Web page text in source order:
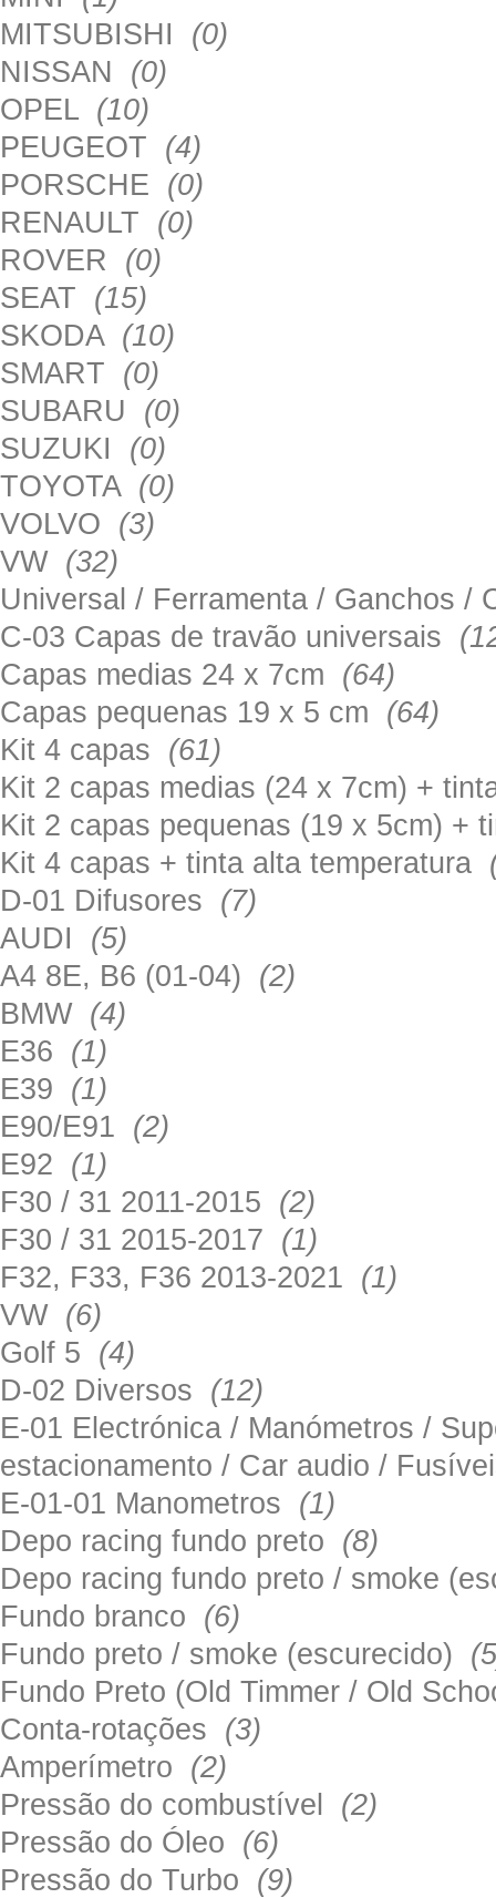
MITSUBISHI (0)
NISSAN (0)
OPEL (10)
PEUGEOT (4)
PORSCHE (0)
RENAULT (0)
ROVER (0)
SEAT (15)
SKODA (10)
SMART (0)
SUBARU (0)
SUZUKI (0)
TOYOTA (0)
VOLVO (3)
VW (32)
Universal / Ferramenta / Ganchos
C-03 Capas de travão universais
Capas medias 24 x 7cm (64)
Capas pequenas 19 x 5 cm (64)
Kit 4 capas (61)
Kit 2 capas medias (24 x 7cm) +
Kit 2 capas pequenas (19 x 5cm) +
Kit 4 capas + tinta alta temperatura
D-01 Difusores (7)
AUDI (5)
A4 8E, B6 (01-04) (2)
BMW (4)
E36 (1)
E39 (1)
E90/E91 (2)
E92 (1)
F30 / 31 2011-2015 (2)
F30 / 31 2015-2017 (1)
F32, F33, F36 2013-2021 (1)
VW (6)
Golf 5 (4)
D-02 Diversos (12)
E-01 Electrónica / Manómetros /
estacionamento / Car audio /
E-01-01 Manometros (1)
Depo racing fundo preto (8)
Depo racing fundo preto / smoke
Fundo branco (6)
Fundo preto / smoke (escurecido)
Fundo Preto (Old Timmer / Old
Conta-rotações (3)
Amperímetro (2)
Pressão do combustível (2)
Pressão do Óleo (6)
Pressão do Turbo (9)